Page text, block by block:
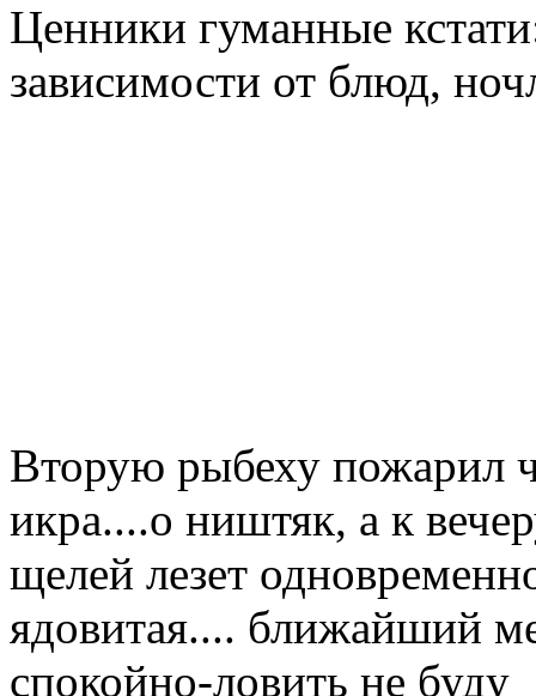
Ценники гуманные
зависимости от блюд,
Вторую рыбеху пожарил
икра....о ништяк, а к
щелей лезет
ядовитая.... ближайший
спокойно-ловить не буду